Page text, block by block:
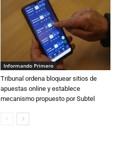
Informando Primero
Tribunal ordena bloquear sitios de
apuestas online y establece
mecanismo propuesto por Subtel